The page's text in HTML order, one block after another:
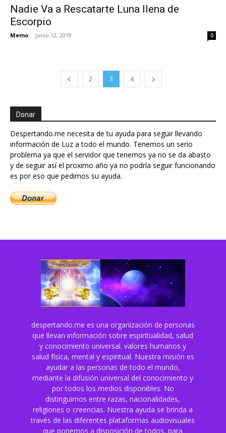
Nadie Va a Rescatarte Luna llena de
Escorpio
Memo - junio 12, 2019 0
2 3 4
Donar
Despertando.me necesita de tu ayuda para seguir llevando
información de Luz a todo el mundo. Tenemos un serio
problema ya que el servidor que tenemos ya no se da abasto
y de seguir así el proximo año ya no podría seguir funcionando
es por eso que pedimos su ayuda.
despertando.me es una organización de personas
que llevan información sobre espiritualidad, salud
y conocimiento universal. valores humanos y
salud física, mental y espiritual. Nuestra misión es
ayudar a las personas de todo el mundo,
mediante la difusión universal del conocimiento y
por todos los medios disponibles. No
distinguimos entre razas, nacionalidades,
religiones o creencias. Nuestra ayuda se brinda a
través de las diferentes plataformas audiovisuales
que ponemos a disposición de todos, para